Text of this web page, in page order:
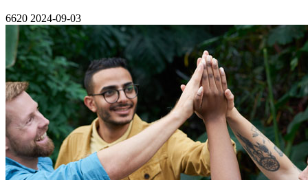
6620 2024-09-03